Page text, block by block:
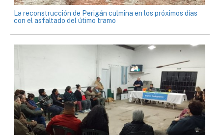
La reconstrucción de Perigán culmina en los próximos días
con el asfaltado del útimo tramo